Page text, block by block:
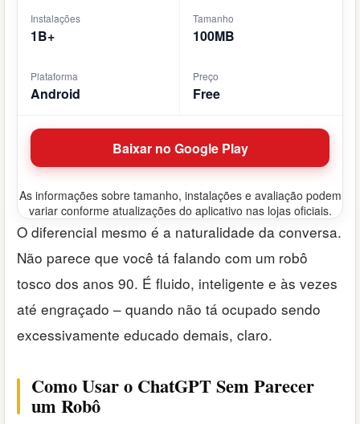
Instalações
1B+
Tamanho
100MB
Plataforma
Android
Preço
Free
Baixar no Google Play
As informações sobre tamanho, instalações e avaliação podem
variar conforme atualizações do aplicativo nas lojas oficiais.
O diferencial mesmo é a naturalidade da conversa.
Não parece que você tá falando com um robô
tosco dos anos 90. É fluido, inteligente e às vezes
até engraçado – quando não tá ocupado sendo
excessivamente educado demais, claro.
Como Usar o ChatGPT Sem Parecer
um Robô